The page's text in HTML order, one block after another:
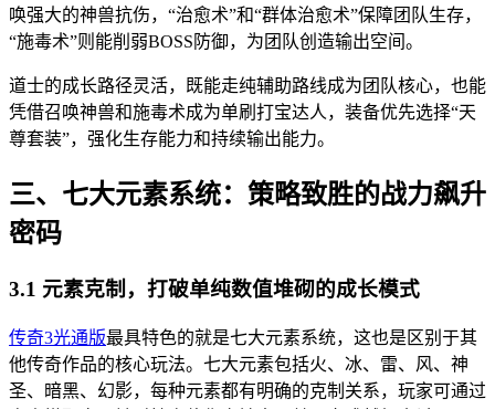
唤强大的神兽抗伤，“治愈术”和“群体治愈术”保障团队生存，
“施毒术”则能削弱BOSS防御，为团队创造输出空间。
道士的成长路径灵活，既能走纯辅助路线成为团队核心，也能
凭借召唤神兽和施毒术成为单刷打宝达人，装备优先选择“天
尊套装”，强化生存能力和持续输出能力。
三、七大元素系统：策略致胜的战力飙升
密码
3.1 元素克制，打破单纯数值堆砌的成长模式
传奇3光通版最具特色的就是七大元素系统，这也是区别于其
他传奇作品的核心玩法。七大元素包括火、冰、雷、风、神
圣、暗黑、幻影，每种元素都有明确的克制关系，玩家可通过